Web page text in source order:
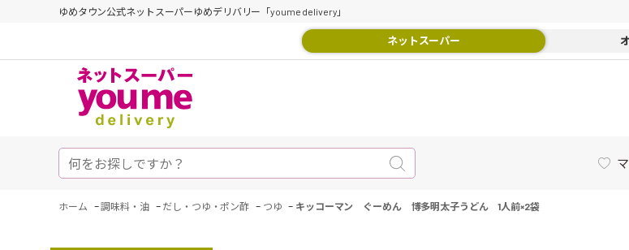
ゆめタウン公式ネットスーパーゆめデリバリー「youme delivery」
ネットスーパー
ホーム -調味料・油 - だし・つゆ・ポン酢 - つゆ - キッコーマン ぐーめん 博多明太子うどん 1人前×2袋